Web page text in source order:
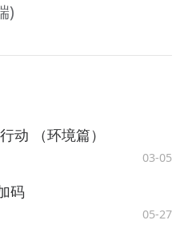
)
动 （环境篇）
03-05
码
05-27